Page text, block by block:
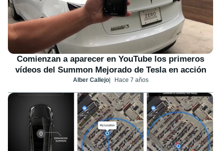
Comienzan a aparecer en YouTube los primeros
vídeos del Summon Mejorado de Tesla en acción
Alber Callejo Hace 7 años